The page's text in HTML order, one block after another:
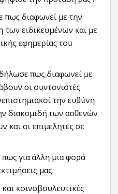
διαφωνεί με την
των ειδικευμένων και με
εφημερίας του
πως διαφωνεί με
οι συντονιστές
την ευθύνη
διακομιδή των ασθενών
οι επιμελητές σε
για άλλη μια φορά
μας.
κοινοβουλευτικές